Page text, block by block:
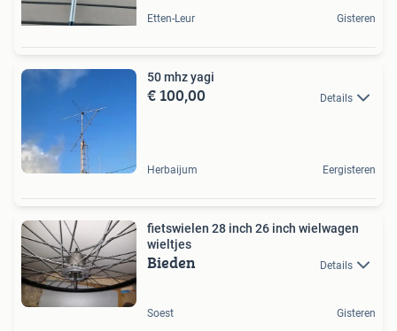
Etten-Leur Gisteren
50 mhz yagi
€ 100,00 Details
Herbaijum Eergisteren
fietswielen 28 inch 26 inch wielwagen
wieltjes
Bieden Details
Soest Gisteren